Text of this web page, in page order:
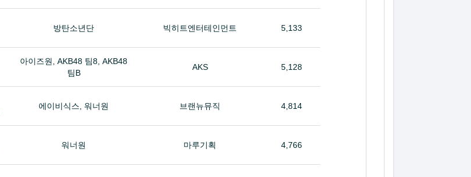
방탄소년단 빅히트엔터테인먼트 5,133
아이즈원, AKB48 팀8, AKB48
팀B
AKS 5,128
에이비식스, 워너원 브랜뉴뮤직 4,814
워너원 마루기획 4,766